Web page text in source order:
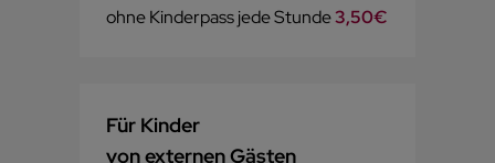
ohne Kinderpass jede Stunde3,50€
Für Kinder
von externen Gästen